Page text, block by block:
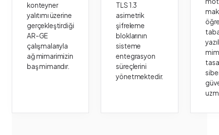
konteyner
yalıtımı üzerine
gerçekleştirdiği
AR-GE
çalışmalarıyla
ağ mimarimizin
baş mimarıdır.
TLS 1.3
asimetrik
şifreleme
bloklarının
sisteme
entegrasyon
süreçlerini
yönetmektedir.